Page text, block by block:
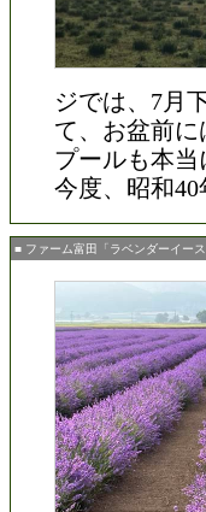
ジでは、7月
て、お盆前に
プールも本
今度、昭和
■ ファーム富田「ラベンダーイー